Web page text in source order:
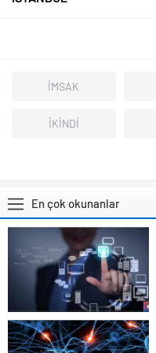
İMSAK
İKİNDİ
En çok okunanlar